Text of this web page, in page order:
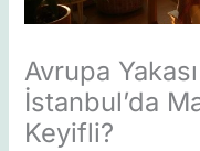
Avrupa
İstanbul’da
Keyifli?